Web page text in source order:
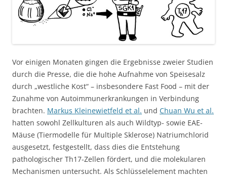
Vor einigen Monaten gingen die Ergebnisse zweier Studien
durch die Presse, die die hohe Aufnahme von Speisesalz
durch „westliche Kost“ – insbesondere Fast Food – mit der
Zunahme von Autoimmunerkrankungen in Verbindung
brachten. Markus Kleinewietfeld et al. und Chuan Wu et al.
hatten sowohl Zellkulturen als auch Wildtyp- sowie EAE-
Mäuse (Tiermodelle für Multiple Sklerose) Natriumchlorid
ausgesetzt, festgestellt, dass dies die Entstehung
pathologischer Th17-Zellen fördert, und die molekularen
Mechanismen untersucht. Als Schlüsselelement machten